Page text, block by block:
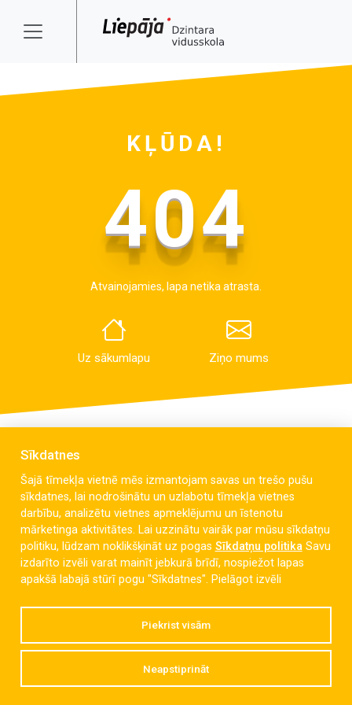
KĻŪDA!
404
Atvainojamies, lapa netika atrasta.
Uz sākumlapu Ziņo mums
Celmu iela 6, Liepāja, LV-3405
dzintaravsk@liepaja.edu.lv
+371 634 427 10
Sīkdatnes
Šajā tīmekļa vietnē mēs izmantojam savas un trešo pušu
sīkdatnes, lai nodrošinātu un uzlabotu tīmekļa vietnes
darbību, analizētu vietnes apmeklējumu un īstenotu
mārketinga aktivitātes. Lai uzzinātu vairāk par mūsu sīkdatņu
politiku, lūdzam noklikšķināt uz pogas Sīkdatņu politikaSavu
izdarīto izvēli varat mainīt jebkurā brīdī, nospiežot lapas
apakšā labajā stūrī pogu "Sīkdatnes". Pielāgot izvēli
Piekrist visām
Neapstiprināt